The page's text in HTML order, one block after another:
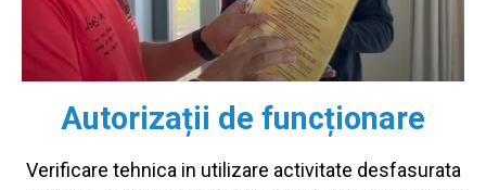
Autorizații de funcționare
Verificare tehnica in utilizare activitate desfasurata